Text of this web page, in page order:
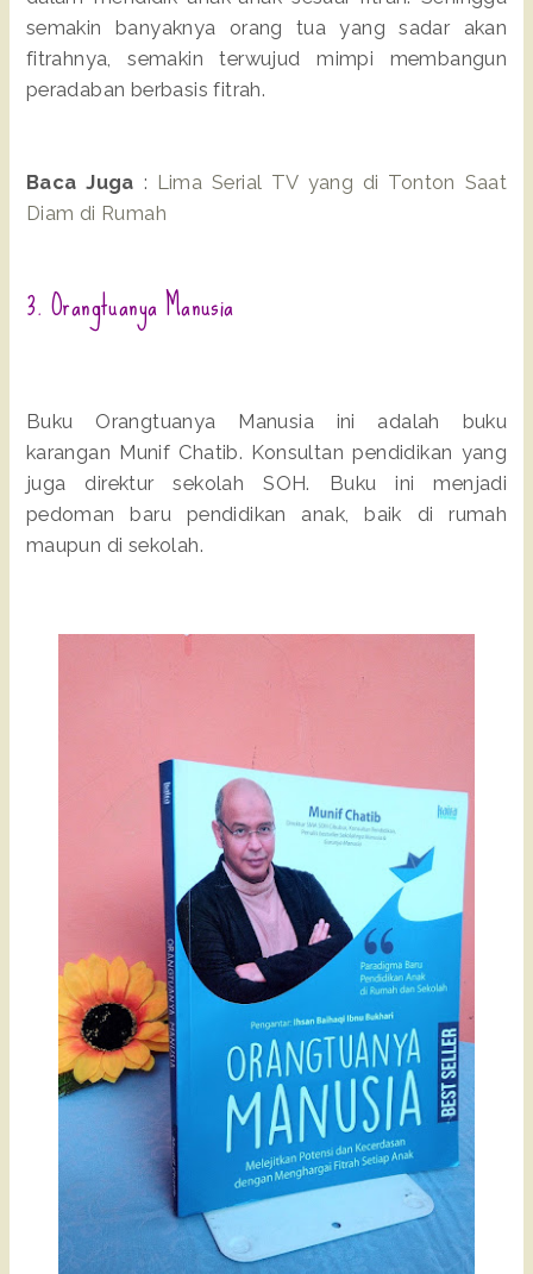
semakin banyaknya orang tua yang sadar akan
fitrahnya, semakin terwujud mimpi membangun
peradaban berbasis fitrah.
Baca Juga : Lima Serial TV yang di Tonton Saat
Diam di Rumah
3. Orangtuanya Manusia
Buku Orangtuanya Manusia ini adalah buku
karangan Munif Chatib. Konsultan pendidikan yang
juga direktur sekolah SOH. Buku ini menjadi
pedoman baru pendidikan anak, baik di rumah
maupun di sekolah.